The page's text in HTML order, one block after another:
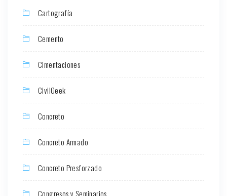
Cartografía
Cemento
Cimentaciones
CivilGeek
Concreto
Concreto Armado
Concreto Presforzado
Congresos y Seminarios